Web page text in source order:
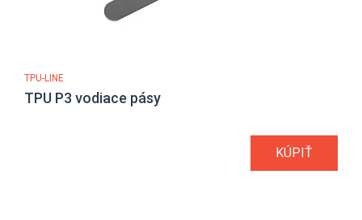
TPU-LINE
TPU P3 vodiace pásy
KÚPIŤ